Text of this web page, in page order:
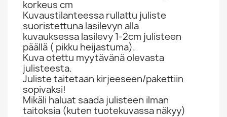
korkeus cm
Kuvaustilanteessa rullattu juliste
suoristettuna lasilevyn alla
kuvauksessa lasilevy 1-2cm julisteen
päällä ( pikku heijastuma).
Kuva otettu myytävänä olevasta
julisteesta.
Juliste taitetaan kirjeeseen/pakettiin
sopivaksi!
Mikäli haluat saada julisteen ilman
taitoksia (kuten tuotekuvassa näkyy)